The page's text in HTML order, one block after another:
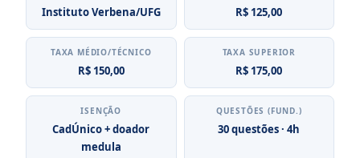
Instituto Verbena/UFG R$ 125,00
TAXA MÉDIO/TÉCNICO
R$ 150,00
TAXA SUPERIOR
R$ 175,00
ISENÇÃO
CadÚnico + doador
medula
QUESTÕES (FUND.)
30 questões · 4h